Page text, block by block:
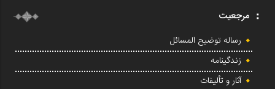
مرجعیت
رساله توضیح المسائل
زندگینامه
آثار و تألیفات